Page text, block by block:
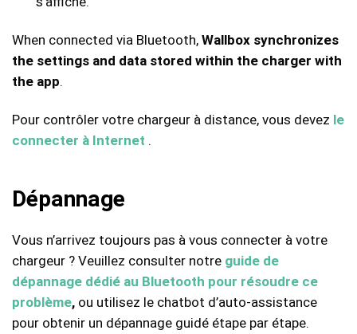
When connected via Bluetooth,Wallbox synchronizes
the settings and data stored within the charger with
the app.
Pour contrôler votre chargeur à distance, vous devez le
connecter à Internet .
Dépannage
Vous n’arrivez toujours pas à vous connecter à votre
chargeur ? Veuillez consulter notre guide de
dépannage dédié au Bluetooth pour résoudre ce
problème, ou utilisez le chatbot d’auto-assistance
pour obtenir un dépannage guidé étape par étape.